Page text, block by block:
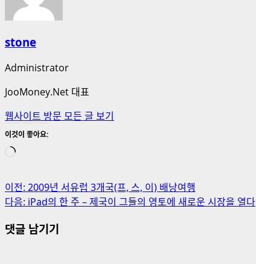
stone
Administrator
JooMoney.Net 대표
웹사이트 방문 모든 글 보기
이것이 좋아요:
로
중...
게
시
물
이전: 2009년 서유럽 3개국(프, 스, 이) 배낭여행
다음: iPad의 한 주 – 제국이 그들의 영토에 새로운 시장을 열다
댓글 남기기